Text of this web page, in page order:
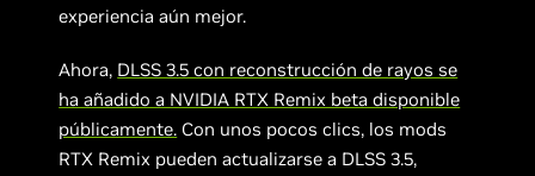
experiencia aún mejor.
Ahora, DLSS 3.5 con reconstrucción de rayos se
ha añadido a NVIDIA RTX Remix beta disponible
públicamente. Con unos pocos clics, los mods
RTX Remix pueden actualizarse a DLSS 3.5,